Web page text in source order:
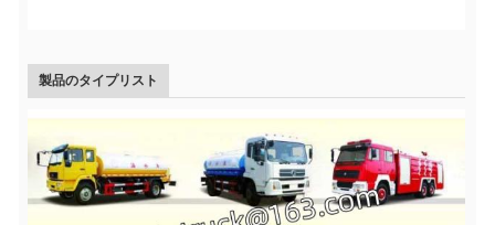
製品のタイプリスト